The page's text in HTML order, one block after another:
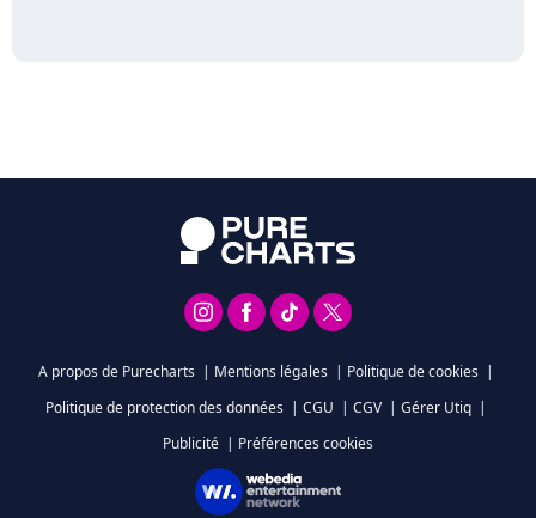
A propos de Purecharts | Mentions légales | Politique de cookies |
Politique de protection des données | CGU | CGV | Gérer Utiq |
Publicité | Préférences cookies